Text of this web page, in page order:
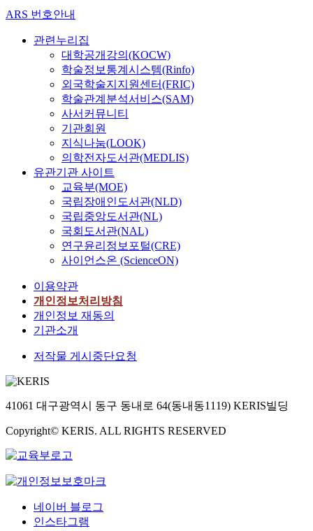
ARS 번호안내
관련누리집
대학공개강의(KOCW)
학술정보통계시스템(Rinfo)
외국학술지지원센터(FRIC)
학술관계분석서비스(SAM)
사서커뮤니티
기관회원
지식나눔(LOOK)
의학전자도서관(MEDLIS)
유관기관 사이트
교육부(MOE)
국립장애인도서관(NLD)
국립중앙도서관(NL)
국회도서관(NAL)
연구윤리정보포털(CRE)
사이언스온 (ScienceON)
이용약관
개인정보처리방침
개인정보 재동의
기관소개
저작물 게시중단요청
41061 대구광역시 동구 동내로 64(동내동1119) KERIS빌딩
Copyright© KERIS. ALL RIGHTS RESERVED
네이버 블로그
인스타그램